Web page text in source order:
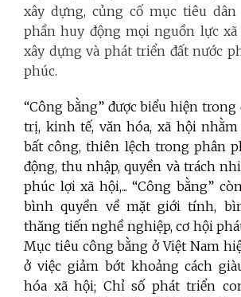
xây dựng, củng cố mục tiêu
phần huy động mọi nguồn lực
xây dựng và phát triển đất nước
phúc.
“Công bằng” được biểu hiện
trị, kinh tế, văn hóa, xã hội
bất công, thiên lệch trong phân
động, thu nhập, quyền và trách
phúc lợi xã hội,... “Công bằng”
bình quyền về mặt giới tính,
thăng tiến nghề nghiệp, cơ hội
Mục tiêu công bằng ở Việt Nam
ở việc giảm bớt khoảng cách
hóa xã hội; Chỉ số phát triển